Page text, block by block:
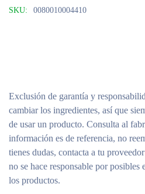
SKU:
0080010004410
Exclusión de garantía y
cambiar los ingredientes, así que
de usar un producto. Consulta al
información es de referencia, no
tienes dudas, contacta a tu
no se hace responsable por
los productos.